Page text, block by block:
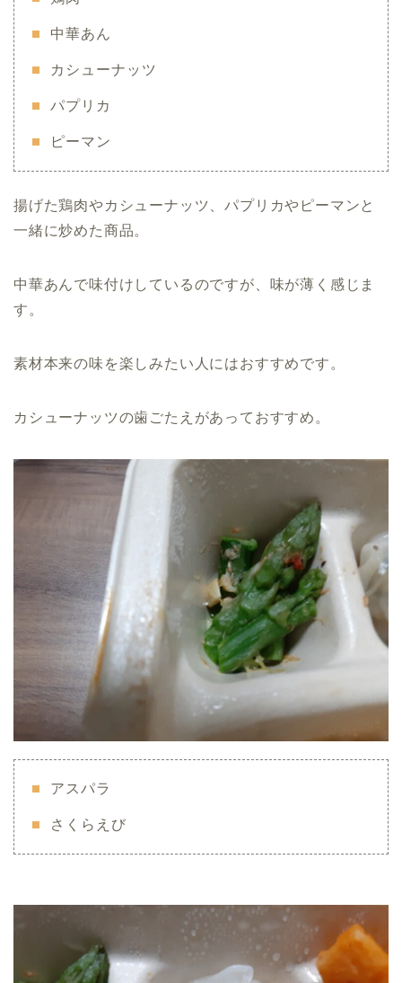
中華あん
カシューナッツ
パプリカ
ピーマン
揚げた鶏肉やカシューナッツ、パプリカやピーマンと
一緒に炒めた商品。
中華あんで味付けしているのですが、味が薄く感じま
す。
素材本来の味を楽しみたい人にはおすすめです。
カシューナッツの歯ごたえがあっておすすめ。
アスパラ
さくらえび